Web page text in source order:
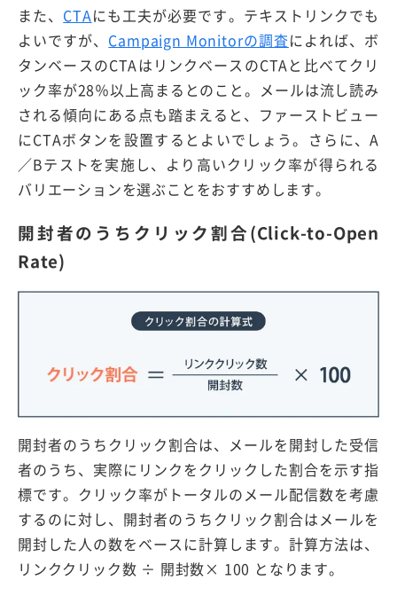
また、 CTAにも工夫が必要です。テキストリンクでも
よいですが、 Campaign Monitorの調査によれば、ボ
タンベースのCTAはリンクベースのCTAと比べてクリ
ック率が28％以上高まるとのこと。メールは流し読み
される傾向にある点も踏まえると、ファーストビュー
にCTAボタンを設置するとよいでしょう。さらに、A
／Bテストを実施し、より高いクリック率が得られる
バリエーションを選ぶことをおすすめします。
開封者のうちクリック割合(Click-to-Open
Rate)
開封者のうちクリック割合は、メールを開封した受信
者のうち、実際にリンクをクリックした割合を示す指
標です。クリック率がトータルのメール配信数を考慮
するのに対し、開封者のうちクリック割合はメールを
開封した人の数をベースに計算します。計算方法は、
リンククリック数 ÷ 開封数× 100 となります。